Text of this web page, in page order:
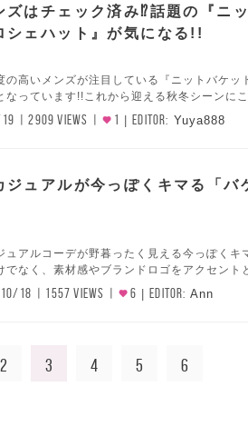
ズはチェック済み⁉話題の『ニ
シェハット』が気になる!!
の高いメンズが注目している『ニットバケッ
なっています!!これから迎える秋冬シーンに
2909 VIEWS 1 EDITOR: Yuya888
ジュアルが今っぽくキマる「バ
ュアルコーデが野暮ったく見える今っぽくキ
でなく、素材感やブランドロゴをアクセント
18 1557 VIEWS 6 EDITOR: Ann
2 3 4 5 6